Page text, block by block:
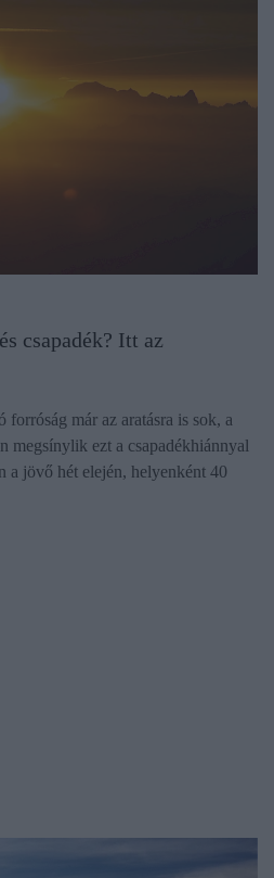
csapadék? Itt az
már az aratásra is sok, a
megsínylik ezt a csapadékhiánnyal
a jövő hét elején, helyenként 40